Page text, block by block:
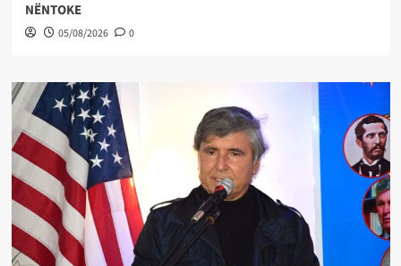
NËNTOKE
05/08/2026 0